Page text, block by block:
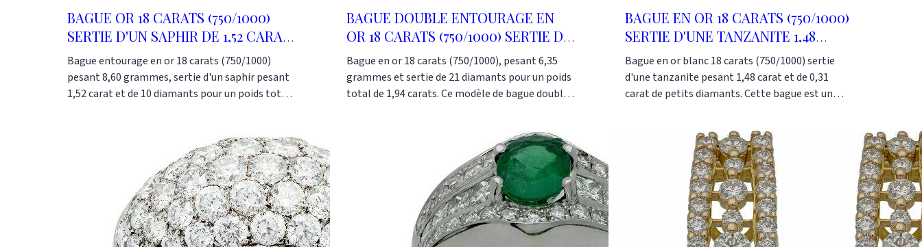
BAGUE OR 18 CARATS (750/1000)
SERTIE D'UN SAPHIR DE 1,52 CARAT
ET 1,06 CTS DIAMANTS
Bague entourage en or 18 carats (750/1000)
pesant 8,60 grammes, sertie d'un saphir pesant
1,52 carat et de 10 diamants pour un poids total
centrale peut être, au choix, un saphir, un rubis,
une émeraude ou même un diamant. Ce modèle
de bague reste un classique indémodable avec
une petite originalité au niveau du corps
constitué de 3 fils ronds. Cette bague a été
fabriquée dans notre atelier selon les méthodes
traditionnelles de la joaillerie. Or-Gemmes 127,
BAGUE DOUBLE ENTOURAGE EN
OR 18 CARATS (750/1000) SERTIE DE
21 DIAMANTS RONDS
Bague en or 18 carats (750/1000), pesant 6,35
grammes et sertie de 21 diamants pour un poids
total de 1,94 carats. Ce modèle de bague double
élégamment votre doigt. Elle conviendra pour
vos grandes occasions tout en pouvant se porter
pour un usage quotidien. Cette bague peut se
faire en or blanc, en or jaune ou en or rose
(750/1000). Cette bague a été fabriquée dans
notre atelier selon les techniques
traditionnelles de la joaillerie. Or-Gemmes 127,
BAGUE EN OR 18 CARATS (750/1000)
SERTIE D'UNE TANZANITE 1,48
CARATS ET DE DIAMANTS.
Bague en or blanc 18 carats (750/1000) sertie
d'une tanzanite pesant 1,48 carat et de 0,31
carat de petits diamants. Cette bague est un
centrale.un Cette bague à été fabriquée dans
notre atelier selon les méthodes traditionnelles
de la joaillerie. Une bande de diamants de part et
d'autre du motif central augmente encore
l'intensité de la bague. Vous pouvez venir
l'admirer dans notre boutique : Or-Gemmes 127,
rue du Temple 75003 Paris Tel 01 48 87 76 90